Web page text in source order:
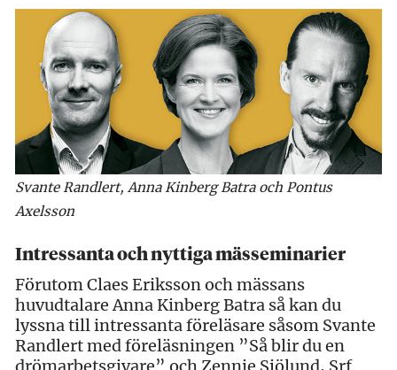
Svante Randlert, Anna Kinberg Batra och Pontus
Axelsson
Intressanta och nyttiga mässeminarier
Förutom Claes Eriksson och mässans
huvudtalare Anna Kinberg Batra så kan du
lyssna till intressanta föreläsare såsom Svante
Randlert med föreläsningen ”Så blir du en
drömarbetsgivare” och Zennie Sjölund, Srf